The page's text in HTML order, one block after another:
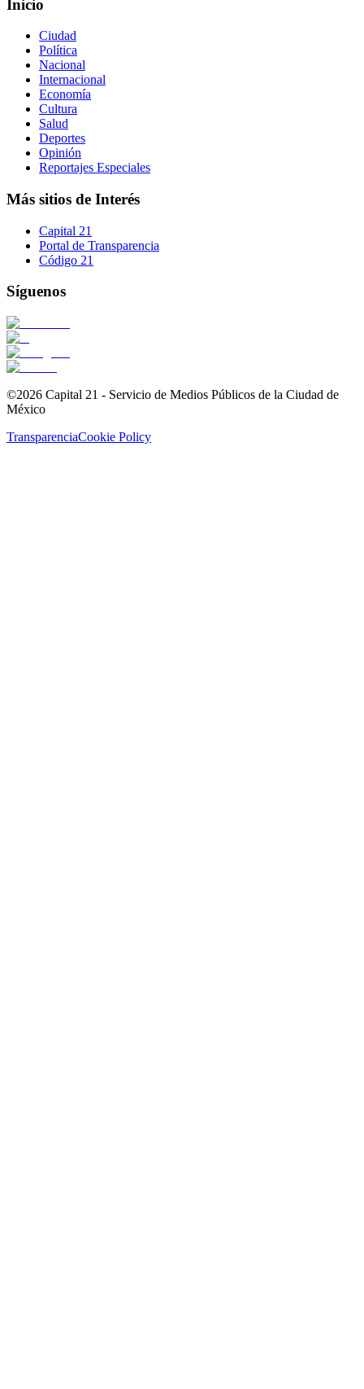
Inicio
Ciudad
Política
Nacional
Internacional
Economía
Cultura
Salud
Deportes
Opinión
Reportajes Especiales
Más sitios de Interés
Capital 21
Portal de Transparencia
Código 21
Síguenos
©2026 Capital 21 - Servicio de Medios Públicos de la Ciudad de
México
TransparenciaCookie Policy